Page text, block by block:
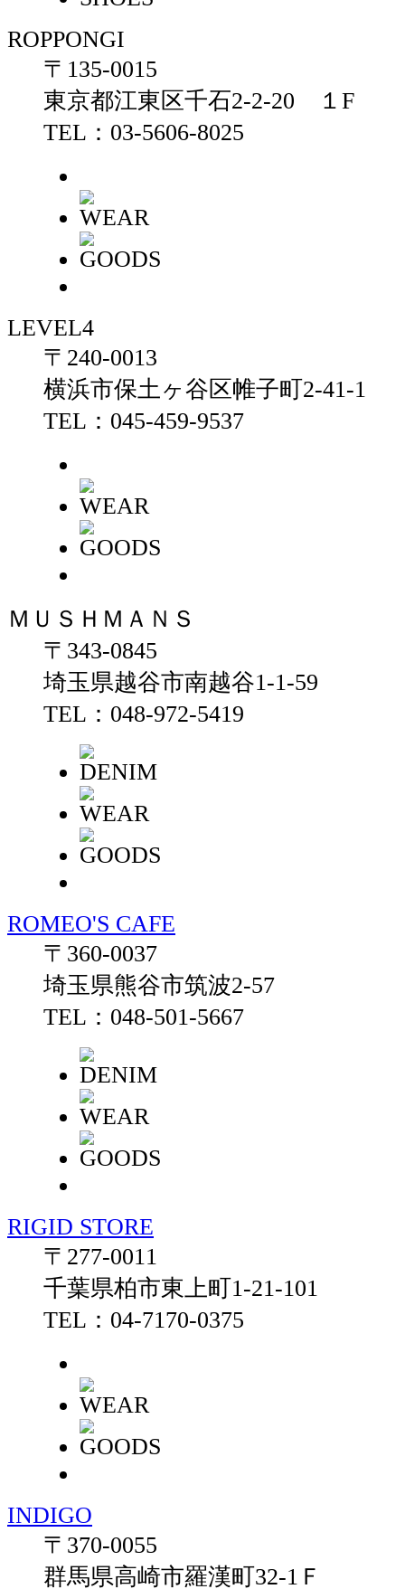
ROPPONGI
〒135-0015
東京都江東区千石2-2-20 １F
TEL：03-5606-8025
LEVEL4
〒240-0013
横浜市保土ヶ谷区帷子町2-41-1
TEL：045-459-9537
ＭＵＳＨＭＡＮＳ
〒343-0845
埼玉県越谷市南越谷1-1-59
TEL：048-972-5419
ROMEO'S CAFE
〒360-0037
埼玉県熊谷市筑波2-57
TEL：048-501-5667
RIGID STORE
〒277-0011
千葉県柏市東上町1-21-101
TEL：04-7170-0375
INDIGO
〒370-0055
群馬県高崎市羅漢町32-1Ｆ